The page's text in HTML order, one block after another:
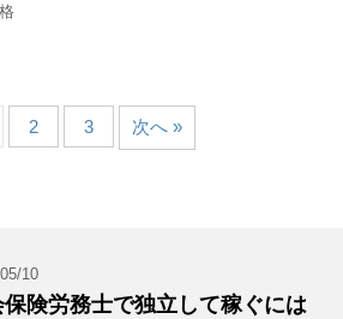
2 3 次へ »
10
険労務士で独立して稼ぐには